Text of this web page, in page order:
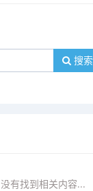
搜索
没有找到相关内容...